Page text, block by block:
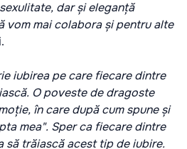
dar și eleganță
vom mai colabora și pentru alte
iubirea pe care fiecare dintre
O poveste de dragoste
în care după cum spune și
mea". Sper ca fiecare dintre
să trăiască acest tip de iubire.